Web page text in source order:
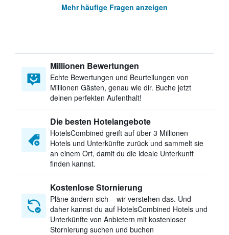
Mehr häufige Fragen anzeigen
Millionen Bewertungen
Echte Bewertungen und Beurteilungen von
Millionen Gästen, genau wie dir. Buche jetzt
deinen perfekten Aufenthalt!
Die besten Hotelangebote
HotelsCombined greift auf über 3 Millionen
Hotels und Unterkünfte zurück und sammelt sie
an einem Ort, damit du die ideale Unterkunft
finden kannst.
Kostenlose Stornierung
Pläne ändern sich – wir verstehen das. Und
daher kannst du auf HotelsCombined Hotels und
Unterkünfte von Anbietern mit kostenloser
Stornierung suchen und buchen